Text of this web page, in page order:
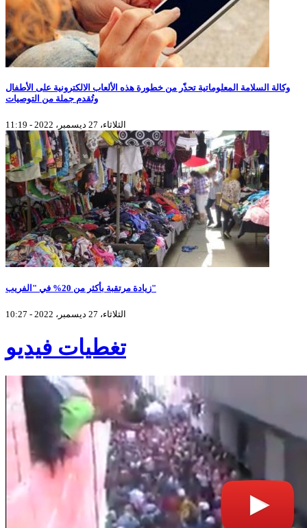
وكالة السلامة المعلوماتية تحذّر من خطورة هذه الألعاب الالكترونية على الأطفال
وتُقدم جملة من التوصيات
الثلاثاء، 27 ديسمبر، 2022 - 11:19
زيادة مرتقبة بأكثر من 20% في "الفريب"
الثلاثاء، 27 ديسمبر، 2022 - 10:27
تغطيات فيديو